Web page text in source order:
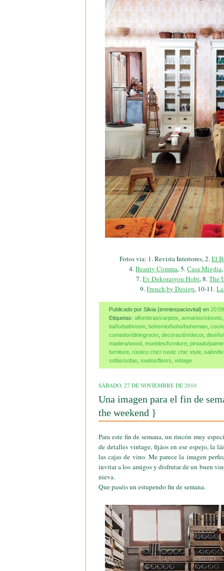
Fotos via: 1. Revista Interiores, 2.El
4.Beauty Comma, 5.Casa Migdia
7.Ev Dekorasyon Hobi, 8.The
9.French by Design, 10-11.
Publicado por Silvia {enmiespaciovital} en 20:59
Etiquetas: alfombras/carpets armarios/closets
baño/bathroom bohemio/boho/bohemian
comedor/diningroom decoración/decor,
madera/wood muebles/furniture pintado/
furniture rústico chic/ rustic chic style salón/
sofás/sofas suelos/floors vintage
SÁBADO, 27 DE NOVIEMBRE DE 2010
Una imagen para el fin de
the weekend }
Para este fin de semana, un rincón muy
de detalles vintage, fijáos en ese espejo, la
las cajas de vino. Me parece la imagen
invitar a los amigos y disfrutar de un buen
nieva.
Que paséis un estupendo fin de semana.